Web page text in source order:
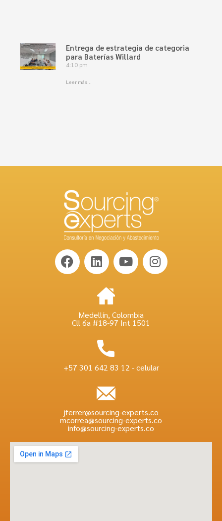
Entrega de estrategia de categoria
para Baterías Willard
4:10 pm
Leer más...
Medellín, Colombia
Cll 6a #18-97 Int 1501
+57 301 642 83 12 - celular
jferrer@sourcing-experts.co
mcorrea@sourcing-experts.co
info@sourcing-experts.co